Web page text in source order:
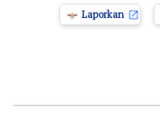
Laporkan